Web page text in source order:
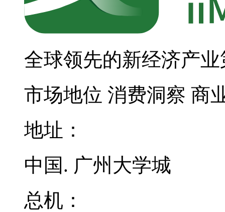
全球领先的新经济产
市场地位 消费洞察 商
地址：
中国. 广州大学城
总机：